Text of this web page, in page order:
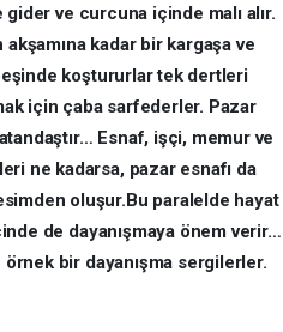
ve curcuna içinde malı alır.
kadar bir kargaşa ve
koştururlar tek dertleri
için çaba sarfederler. Pazar
Esnaf, işçi, memur ve
ne kadarsa, pazar esnafı da
oluşur.Bu paralelde hayat
de dayanışmaya önem verir…
bir dayanışma sergilerler.